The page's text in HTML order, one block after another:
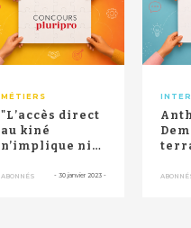
MÉTIERS
"L’accès direct
au kiné
n’implique ni
compétences,
ABONNÉS - 30 janvier 2023 -